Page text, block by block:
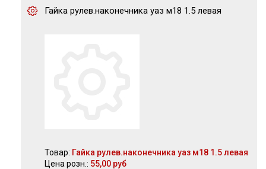
Гайка рулев.наконечника уаз м18 1.5 левая
Товар: Гайка рулев.наконечника уаз м18 1.5 левая
Цена розн.: 55,00 руб